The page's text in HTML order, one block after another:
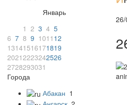
Январь
1 2 3 4 5
6 7 8 9 1011 12
13141516171819
20212223242526
2728293031
Города
Абакан 1